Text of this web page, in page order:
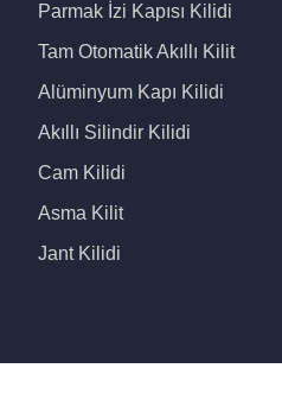
Parmak İzi Kapısı Kilidi
Tam Otomatik Akıllı Kilit
Alüminyum Kapı Kilidi
Akıllı Silindir Kilidi
Cam Kilidi
Asma Kilit
Jant Kilidi